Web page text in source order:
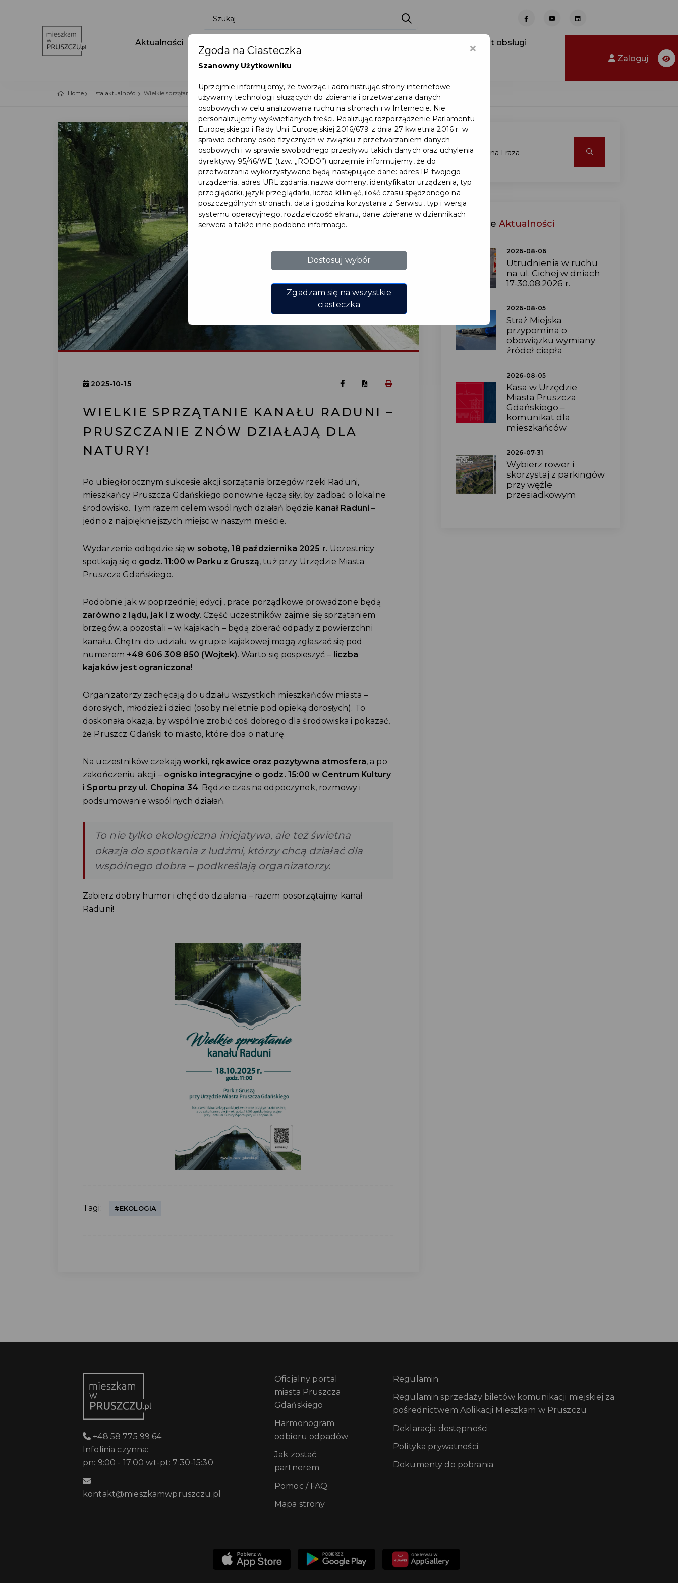
Aktualności Punkt obsługi
Dokumenty
Zaloguj
Home Lista aktualności Wielkie sprzątanie kanału Raduni – pruszczanie znów działają dla natury!
2025-10-15
WIELKIE SPRZĄTANIE KANAŁU RADUNI –
PRUSZCZANIE ZNÓW DZIAŁAJĄ DLA
NATURY!
Po ubiegłorocznym sukcesie akcji sprzątania brzegów rzeki Raduni,
mieszkańcy Pruszcza Gdańskiego ponownie łączą siły, by zadbać o lokalne
środowisko. Tym razem celem wspólnych działań będzie kanał Raduni –
jedno z najpiękniejszych miejsc w naszym mieście.
Wydarzenie odbędzie sięw sobotę, 18 października 2025 r. Uczestnicy
spotkają się o godz. 11:00 w Parku z Gruszą, tuż przy Urzędzie Miasta
Pruszcza Gdańskiego.
Podobnie jak w poprzedniej edycji, prace porządkowe prowadzone będą
zarówno z lądu, jak i z wody. Część uczestników zajmie się sprzątaniem
brzegów, a pozostali – w kajakach – będą zbierać odpady z powierzchni
kanału. Chętni do udziału w grupie kajakowej mogą zgłaszać się pod
numerem +48 606 308 850 (Wojtek). Warto się pospieszyć – liczba
kajaków jest ograniczona!
Organizatorzy zachęcają do udziału wszystkich mieszkańców miasta –
dorosłych, młodzież i dzieci (osoby nieletnie pod opieką dorosłych). To
doskonała okazja, by wspólnie zrobić coś dobrego dla środowiska i pokazać,
że Pruszcz Gdański to miasto, które dba o naturę.
Na uczestników czekająworki, rękawice oraz pozytywna atmosfera, a po
zakończeniu akcji – ognisko integracyjne o godz. 15:00 w Centrum Kultury
i Sportu przy ul. Chopina 34. Będzie czas na odpoczynek, rozmowy i
podsumowanie wspólnych działań.
To nie tylko ekologiczna inicjatywa, ale też świetna
okazja do spotkania z ludźmi, którzy chcą działać dla
wspólnego dobra – podkreślają organizatorzy.
Zabierz dobry humor i chęć do działania – razem posprzątajmy kanał
Raduni!
Tagi: #EKOLOGIA
Ostatnie Aktualności
2026-08-06
Utrudnienia w ruchu
na ul. Cichej w dniach
17-30.08.2026 r.
2026-08-05
Straż Miejska
przypomina o
obowiązku wymiany
źródeł ciepła
2026-08-05
Kasa w Urzędzie
Miasta Pruszcza
Gdańskiego –
komunikat dla
mieszkańców
2026-07-31
Wybierz rower i
skorzystaj z parkingów
przy węźle
przesiadkowym
+48 58 775 99 64
Infolinia czynna:
pn: 9:00 - 17:00 wt-pt: 7:30-15:30
kontakt@mieszkamwpruszczu.pl
Oficjalny portal
miasta Pruszcza
Gdańskiego
Harmonogram
odbioru odpadów
Jak zostać
partnerem
Pomoc / FAQ
Mapa strony
Regulamin
Regulamin sprzedaży biletów komunikacji miejskiej za
pośrednictwem Aplikacji Mieszkam w Pruszczu
Deklaracja dostępności
Polityka prywatności
Dokumenty do pobrania
×
Zgoda na Ciasteczka
Szanowny Użytkowniku
Uprzejmie informujemy, że tworząc i administrując strony internetowe
używamy technologii służących do zbierania i przetwarzania danych
osobowych w celu analizowania ruchu na stronach i w Internecie. Nie
personalizujemy wyświetlanych treści. Realizując rozporządzenie Parlamentu
Europejskiego i Rady Unii Europejskiej 2016/679 z dnia 27 kwietnia 2016 r. w
sprawie ochrony osób fizycznych w związku z przetwarzaniem danych
osobowych i w sprawie swobodnego przepływu takich danych oraz uchylenia
dyrektywy 95/46/WE (tzw. „RODO”) uprzejmie informujemy, że do
przetwarzania wykorzystywane będą następujące dane: adres IP twojego
urządzenia, adres URL żądania, nazwa domeny, identyfikator urządzenia, typ
przeglądarki, język przeglądarki, liczba kliknięć, ilość czasu spędzonego na
poszczególnych stronach, data i godzina korzystania z Serwisu, typ i wersja
systemu operacyjnego, rozdzielczość ekranu, dane zbierane w dziennikach
serwera a także inne podobne informacje.
Dostosuj wybór
Zgadzam się na wszystkie
ciasteczka